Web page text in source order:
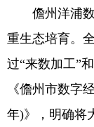
儋州洋浦数
重生态培育。
过“来数加工”
《儋州市数字
年)》，明确将